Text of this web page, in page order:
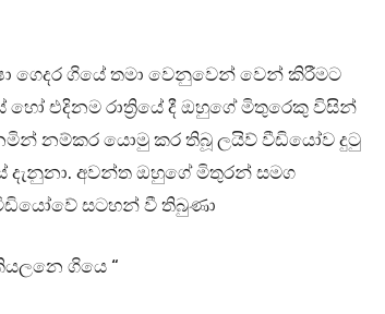
ගෙදර ගියේ තමා වෙනුවෙන් වෙන් කිරීමට
එදිනම රාත්‍රියේ දී ඔහුගේ මිතුරෙකු විසින්
නම්කර යොමු කර තිබූ ලයිව් වීඩියෝව දුටු
දැනුනා. අවන්ත ඔහුගේ මිතුරන් සමග
සටහන් වී තිබුණා
ගියෙ “